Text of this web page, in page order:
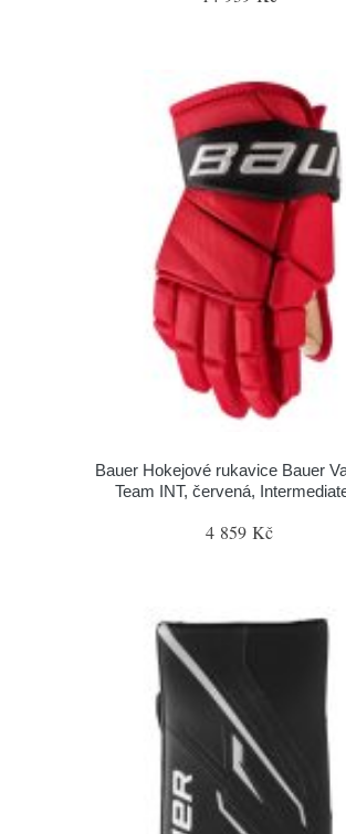
Bauer Hokejové rukavice Bauer
Team INT, červená,
4 859 Kč